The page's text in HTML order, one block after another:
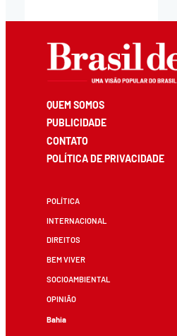
QUEM SOMOS
PUBLICIDADE
CONTATO
POLÍTICA DE PRIVACIDADE
POLÍTICA
INTERNACIONAL
DIREITOS
BEM VIVER
SOCIOAMBIENTAL
OPINIÃO
Bahia